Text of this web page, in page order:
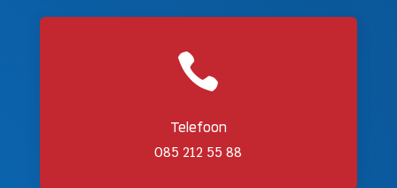

Telefoon
085 212 55 88